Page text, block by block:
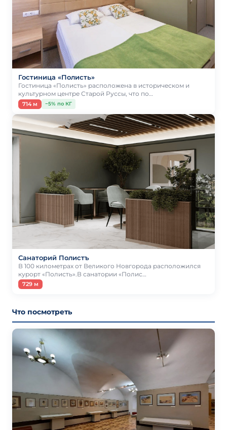
Гостиница «Полисть»
Гостиница «Полисть» расположена в историческом и
культурном центре Старой Руссы, что по…
714 м −5% по КГ
Санаторий Полистъ
В 100 километрах от Великого Новгорода расположился
курорт «Полисть».В санатории «Полис…
729 м
Что посмотреть